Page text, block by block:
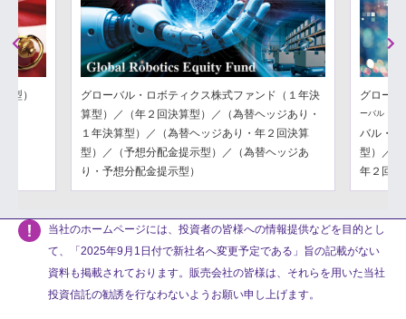
Previous
型）
グローバル・ロボティクス株式ファンド（１年決
算型）／（年２回決算型）／（為替ヘッジあり・
１年決算型）／（為替ヘッジあり・年２回決算
型）／（予想分配金提示型）／（為替ヘッジあ
り・予想分配金提示型）
グロー
ーバル・フ
バル・フ
型）／（
年２回決
Next
当社のホームページには、投資者の皆様への情報提供などを目的とし
て、「2025年9月1日付で新社名へ変更予定である」旨の記載がない
資料も掲載されております。販売会社の皆様は、それらを用いた当社
投資信託の勧誘を行なわないようお願い申し上げます。